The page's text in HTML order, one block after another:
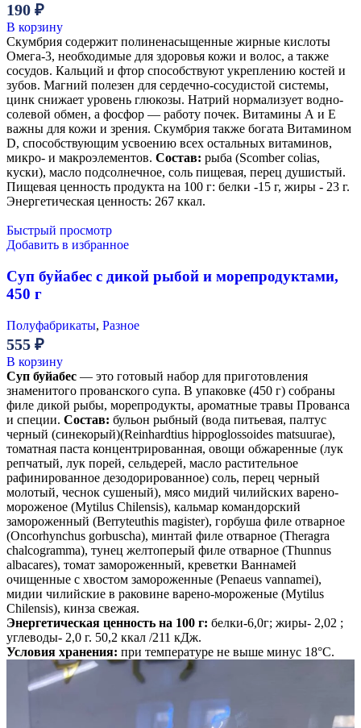
190 ₽
В корзину
Скумбрия содержит полиненасыщенные жирные кислоты
Омега-3, необходимые для здоровья кожи и волос, а также
сосудов. Кальций и фтор способствуют укреплению костей и
зубов. Магний полезен для сердечно-сосудистой системы,
цинк снижает уровень глюкозы. Натрий нормализует водно-
солевой обмен, а фосфор — работу почек. Витамины А и Е
важны для кожи и зрения. Скумбрия также богата Витамином
D, способствующим усвоению всех остальных витаминов,
микро- и макроэлементов. Состав: рыба (Scomber colias,
куски), масло подсолнечное, соль пищевая, перец душистый.
Пищевая ценность продукта на 100 г: белки -15 г, жиры - 23 г.
Энергетическая ценность: 267 ккал.
Быстрый просмотр
Добавить в избранное
Суп буйабес с дикой рыбой и морепродуктами,
450 г
Полуфабрикаты, Разное
555 ₽
В корзину
Суп буйабес — это готовый набор для приготовления
знаменитого прованского супа. В упаковке (450 г) собраны
филе дикой рыбы, морепродукты, ароматные травы Прованса
и специи. Состав: бульон рыбный (вода питьевая, палтус
черный (синекорый)(Reinhardtius hippoglossoides matsuurae),
томатная паста концентрированная, овощи обжаренные (лук
репчатый, лук порей, сельдерей, масло растительное
рафинированное дезодорированное) соль, перец черный
молотый, чеснок сушеный), мясо мидий чилийских варено-
мороженое (Mytilus Chilensis), кальмар командорский
замороженный (Berryteuthis magister), горбуша филе отварное
(Oncorhynchus gorbuscha), минтай филе отварное (Theragra
chalcogramma), тунец желтоперый филе отварное (Thunnus
albacares), томат замороженный, креветки Ваннамей
очищенные с хвостом замороженные (Penaeus vannamei),
мидии чилийские в раковине варено-мороженые (Mytilus
Chilensis), кинза свежая.
Энергетическая ценность на 100 г: белки-6,0г; жиры- 2,02 ;
углеводы- 2,0 г. 50,2 ккал /211 кДж.
Условия хранения: при температуре не выше минус 18°С.